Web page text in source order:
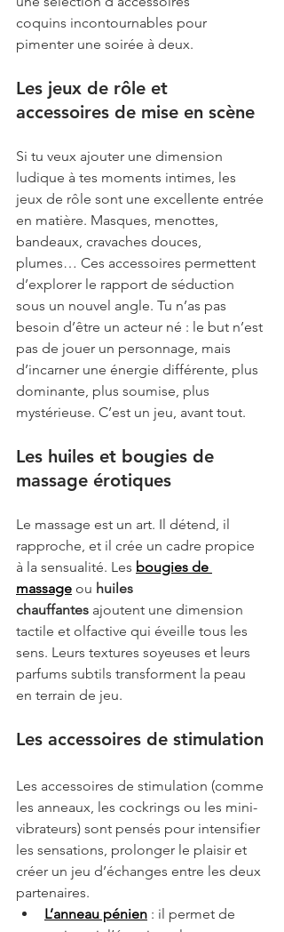
coquins incontournables pour
pimenter une soirée à deux.
Les jeux de rôle et
accessoires de mise en scène
Si tu veux ajouter une dimension
ludique à tes moments intimes, les
jeux de rôle sont une excellente entrée
en matière. Masques, menottes,
bandeaux, cravaches douces,
plumes… Ces accessoires permettent
d’explorer le rapport de séduction
sous un nouvel angle. Tu n’as pas
besoin d’être un acteur né : le but n’est
pas de jouer un personnage, mais
d’incarner une énergie différente, plus
dominante, plus soumise, plus
mystérieuse. C’est un jeu, avant tout.
Les huiles et bougies de
massage érotiques
Le massage est un art. Il détend, il
rapproche, et il crée un cadre propice
à la sensualité. Les bougies de
massage ou huiles
chauffantes ajoutent une dimension
tactile et olfactive qui éveille tous les
sens. Leurs textures soyeuses et leurs
parfums subtils transforment la peau
en terrain de jeu.
Les accessoires de stimulation
Les accessoires de stimulation (comme
les anneaux, les cockrings ou les mini-
vibrateurs) sont pensés pour intensifier
les sensations, prolonger le plaisir et
créer un jeu d’échanges entre les deux
partenaires.
L’anneau pénien : il permet de